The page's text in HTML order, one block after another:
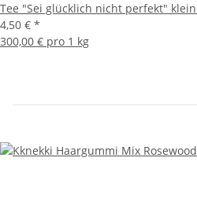
Tee "Sei glücklich nicht perfekt" klein
4,50 € *
300,00 € pro 1 kg